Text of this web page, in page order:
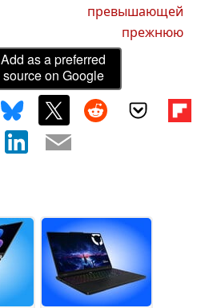
превышающей
прежнюю
Add as a preferred
source on Google